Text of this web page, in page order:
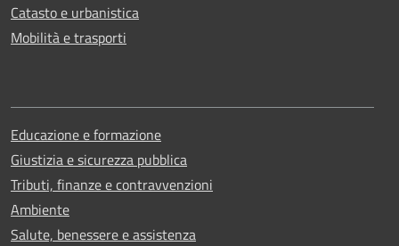
Catasto e urbanistica
Mobilità e trasporti
Educazione e formazione
Giustizia e sicurezza pubblica
Tributi, finanze e contravvenzioni
Ambiente
Salute, benessere e assistenza